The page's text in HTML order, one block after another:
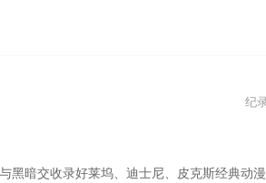
纪
寒而栗的逃亡场景、来自阿富汗的政治新闻，以及她载歌载舞或展现身上淤伤的视频交错在一起。索拉娅嫁给了一个暴力的男人，她决心亲手塑造自己的未来。导演梅赫达德·奥斯库伊全程远程指导本片，所有